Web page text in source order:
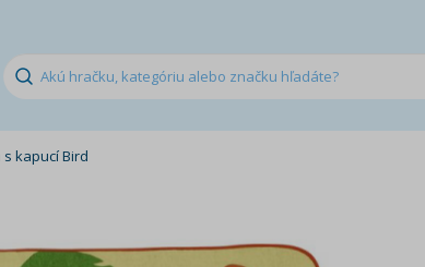
kapucí Bird